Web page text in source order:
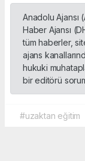
Anadolu Ajansı
Haber Ajansı
tüm haberler,
ajans
hukuki
bir editörü
#uzaktan eğitim